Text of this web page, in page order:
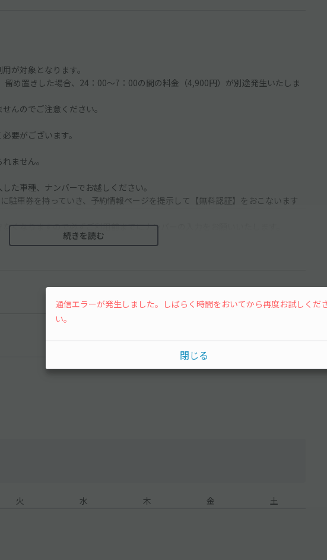
が対象となります。
め置きした場合、24：00〜7：00の間の料金（4,900円）が別途発生いたしま
んのでご注意ください。
要がございます。
ません。
た車種、ナンバーでお越しください。
駐車券を持っていき、予約情報ページを提示して【無料認証】をおこないます
くなりますので必ずご利用前までにナンバーの入力をお願いいたします。
、【お帰りの際】にお越し下さい※※
は【B１の防災センター】に駐車券を持っていき、予約情報ページを提示して
ようにご注意ください。
場の地図や掲載写真を必ずご確認ください。
まう可能性があるため、車高が低いお車でのご利用はご遠慮ください。
続きを読む
火 水 木 金 土
通信エラーが発生しました。しばらく時間をおいてから再度お試しくだ
い。
閉じる